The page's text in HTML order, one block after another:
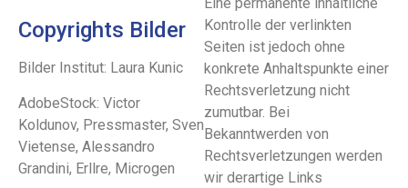
Copyrights Bilder
Bilder Institut: Laura Kunic
AdobeStock: Victor
Koldunov, Pressmaster, Sven
Vietense, Alessandro
Grandini, Erllre, Microgen
Kontrolle der verlinkten
Seiten ist jedoch ohne
konkrete Anhaltspunkte einer
Rechtsverletzung nicht
zumutbar. Bei
Bekanntwerden von
Rechtsverletzungen werden
wir derartige Links